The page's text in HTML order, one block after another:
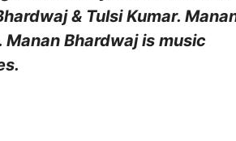
& Tulsi Kumar.
Manan Bhardwajis music
.